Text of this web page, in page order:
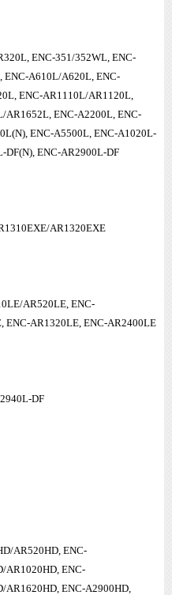
ENC-351/352WL, ENC-
ENC-A610L/A620L, ENC-
ENC-AR1110L/AR1120L,
AR1652L, ENC-A2200L, ENC-
ENC-A5500L, ENC-A1020L-
DF(N), ENC-AR2900L-DF
AR1320EXE
AR520LE, ENC-
ENC-AR1320LE, ENC-AR2400LE
DF
AR520HD, ENC-
AR1020HD, ENC-
ENC-A2900HD,